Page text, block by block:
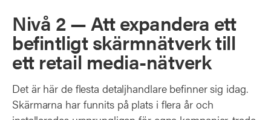
Nivå 2 — Att expandera ett
befintligt skärmnätverk till
ett retail media-nätverk
Det är här de flesta detaljhandlare befinner sig idag.
Skärmarna har funnits på plats i flera år och